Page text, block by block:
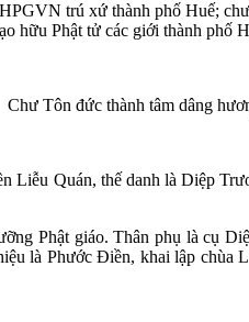
trú xứ thành phố Huế;
hữu Phật tử các giới thành phố
Chư Tôn đức thành tâm dâng
Quán, thế danh là Diệp
Phật giáo. Thân phụ là cụ
là Phước Điền, khai lập